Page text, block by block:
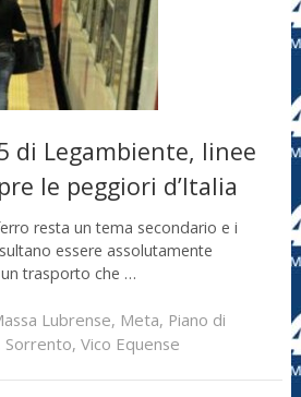
di Legambiente, linee
le peggiori d’Italia
resta un tema secondario e i
essere assolutamente
trasporto che …
Lubrense, Meta, Piano di
Sorrento, Vico Equense